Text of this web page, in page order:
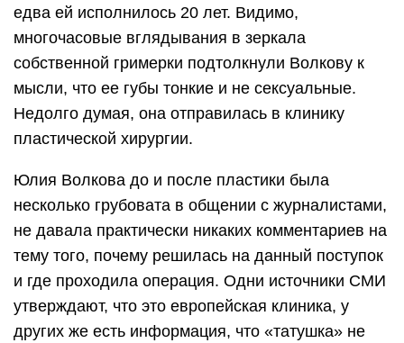
едва ей исполнилось 20 лет. Видимо,
многочасовые вглядывания в зеркала
собственной гримерки подтолкнули Волкову к
мысли, что ее губы тонкие и не сексуальные.
Недолго думая, она отправилась в клинику
пластической хирургии.
Юлия Волкова до и после пластики была
несколько грубовата в общении с журналистами,
не давала практически никаких комментариев на
тему того, почему решилась на данный поступок
и где проходила операция. Одни источники СМИ
утверждают, что это европейская клиника, у
других же есть информация, что «татушка» не